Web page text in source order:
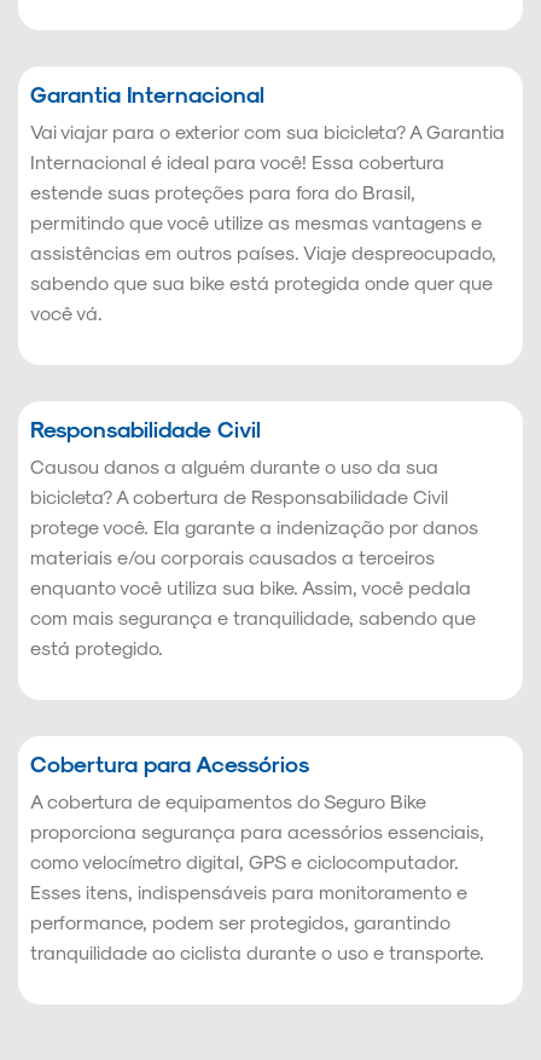
Garantia Internacional
Vai viajar para o exterior com sua bicicleta? A Garantia
Internacional é ideal para você! Essa cobertura
estende suas proteções para fora do Brasil,
permitindo que você utilize as mesmas vantagens e
assistências em outros países. Viaje despreocupado,
sabendo que sua bike está protegida onde quer que
você vá.
Responsabilidade Civil
Causou danos a alguém durante o uso da sua
bicicleta? A cobertura de Responsabilidade Civil
protege você. Ela garante a indenização por danos
materiais e/ou corporais causados a terceiros
enquanto você utiliza sua bike. Assim, você pedala
com mais segurança e tranquilidade, sabendo que
está protegido.
Cobertura para Acessórios
A cobertura de equipamentos do Seguro Bike
proporciona segurança para acessórios essenciais,
como velocímetro digital, GPS e ciclocomputador.
Esses itens, indispensáveis para monitoramento e
performance, podem ser protegidos, garantindo
tranquilidade ao ciclista durante o uso e transporte.